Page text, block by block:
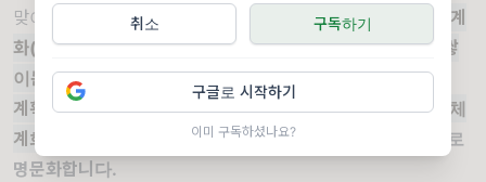
구독하기
취소
구글로 시작하기
이미 구독하셨나요?
맞아요. 네 번째 단계가 가장 흥미로운 것 같아요.
'체계
화(Codify)'입니다.이게 핵심 단계예요. 모든 것이 복리로 쌓
이는 곳이죠.
계획, 위임, 평가 단계에서 배운 모든 것을 프롬프트로 다시 체
계화하는 거예요.
Claud.md, 서브에이전트, 슬래시 커맨드로
명문화합니다.